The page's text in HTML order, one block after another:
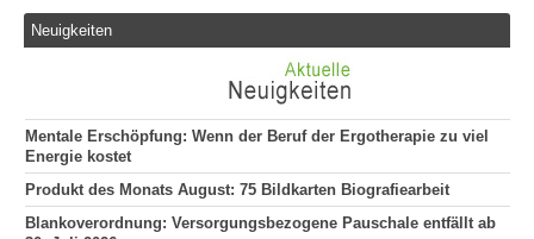
Neuigkeiten
Mentale Erschöpfung: Wenn der Beruf der Ergotherapie zu viel
Energie kostet
Produkt des Monats August: 75 Bildkarten Biografiearbeit
Blankoverordnung: Versorgungsbezogene Pauschale entfällt ab